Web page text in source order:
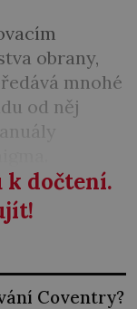
obrany,
mnohé
od něj
k dočtení.
Coventry?